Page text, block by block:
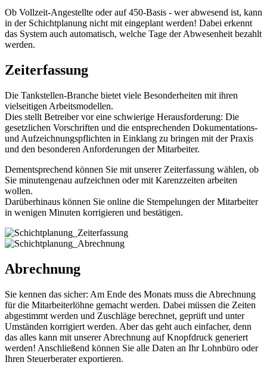
Ob Vollzeit-Angestellte oder auf 450-Basis - wer abwesend ist, kann
in der Schichtplanung nicht mit eingeplant werden! Dabei erkennt
das System auch automatisch, welche Tage der Abwesenheit bezahlt
werden.
Zeiterfassung
Die Tankstellen-Branche bietet viele Besonderheiten mit ihren
vielseitigen Arbeitsmodellen.
Dies stellt Betreiber vor eine schwierige Herausforderung: Die
gesetzlichen Vorschriften und die entsprechenden Dokumentations-
und Aufzeichnungspflichten in Einklang zu bringen mit der Praxis
und den besonderen Anforderungen der Mitarbeiter.
Dementsprechend können Sie mit unserer Zeiterfassung wählen, ob
Sie minutengenau aufzeichnen oder mit Karenzzeiten arbeiten
wollen.
Darüberhinaus können Sie online die Stempelungen der Mitarbeiter
in wenigen Minuten korrigieren und bestätigen.
Abrechnung
Sie kennen das sicher: Am Ende des Monats muss die Abrechnung
für die Mitarbeiterlöhne gemacht werden. Dabei müssen die Zeiten
abgestimmt werden und Zuschläge berechnet, geprüft und unter
Umständen korrigiert werden. Aber das geht auch einfacher, denn
das alles kann mit unserer Abrechnung auf Knopfdruck generiert
werden! Anschließend können Sie alle Daten an Ihr Lohnbüro oder
Ihren Steuerberater exportieren.